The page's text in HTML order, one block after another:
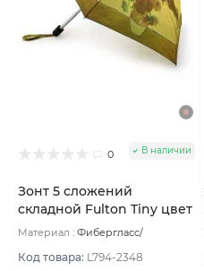
0 В наличии
Зонт 5 сложений
складной Fulton Tiny цвет
Подсолнухи
Материал : Фибергласс/
Вес: 160 г
Код товара: L794-2348